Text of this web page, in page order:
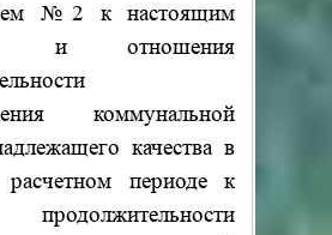
№2 к настоящим
и отношения
коммунальной
качества в
расчетном периоде к